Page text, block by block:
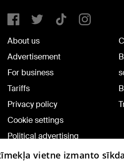
About us
Advertisement
For business
Tariffs
Privacy policy
Cookie settings
Political advertising
Cookie policyvietne izmanto